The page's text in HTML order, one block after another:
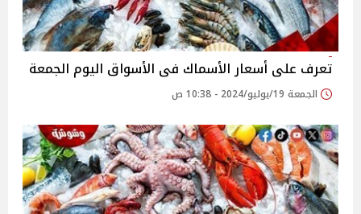
تعرف على أسعار الأسماك فى الأسواق اليوم الجمعة
الجمعة 19/يوليو/2024 - 10:38 ص